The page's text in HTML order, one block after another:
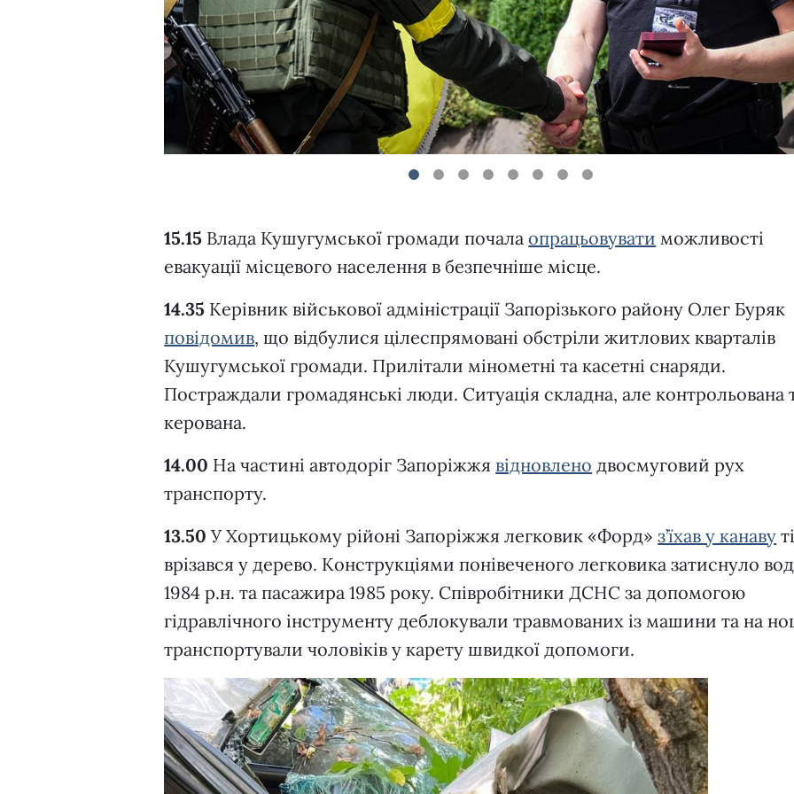
15.15 Влада Кушугумської громади почалаопрацьовувати можливості
евакуації місцевого населення в безпечніше місце.
14.35 Керівник військової адміністрації Запорізького району Олег Буряк
повідомив, що відбулися цілеспрямовані обстріли житлових кварталів
Кушугумської громади. Прилітали мінометні та касетні снаряди.
Постраждали громадянські люди. Ситуація складна, але контрольована
керована.
14.00 На частині автодоріг Запоріжжя відновлено двосмуговий рух
транспорту.
13.50 У Хортицькому рійоні Запоріжжя легковик «Форд»з’їхав у канаву
врізався у дерево. Конструкціями понівеченого легковика затиснуло
1984 р.н. та пасажира 1985 року. Співробітники ДСНС за допомогою
гідравлічного інструменту деблокували травмованих із машини та на
транспортували чоловіків у карету швидкої допомоги.